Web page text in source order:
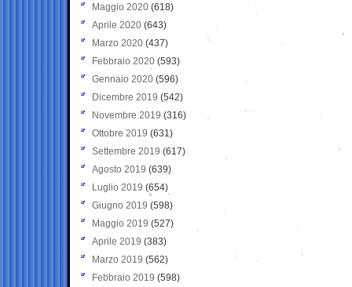
Maggio 2020 (618)
Aprile 2020 (643)
Marzo 2020 (437)
Febbraio 2020 (593)
Gennaio 2020 (596)
Dicembre 2019 (542)
Novembre 2019 (316)
Ottobre 2019 (631)
Settembre 2019 (617)
Agosto 2019 (639)
Luglio 2019 (654)
Giugno 2019 (598)
Maggio 2019 (527)
Aprile 2019 (383)
Marzo 2019 (562)
Febbraio 2019 (598)